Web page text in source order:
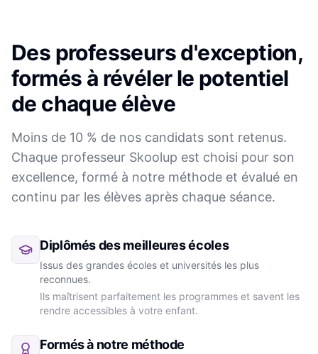
Des professeurs d'exception,
formés à révéler le potentiel
de chaque élève
Moins de 10 % de nos candidats sont retenus.
Chaque professeur Skoolup est choisi pour son
excellence, formé à notre méthode et évalué en
continu par les élèves après chaque séance.
Diplômés des meilleures écoles
Issus des grandes écoles et universités les plus
reconnues.
Ils maîtrisent parfaitement les programmes et savent les
rendre accessibles à votre enfant.
Formés à notre méthode